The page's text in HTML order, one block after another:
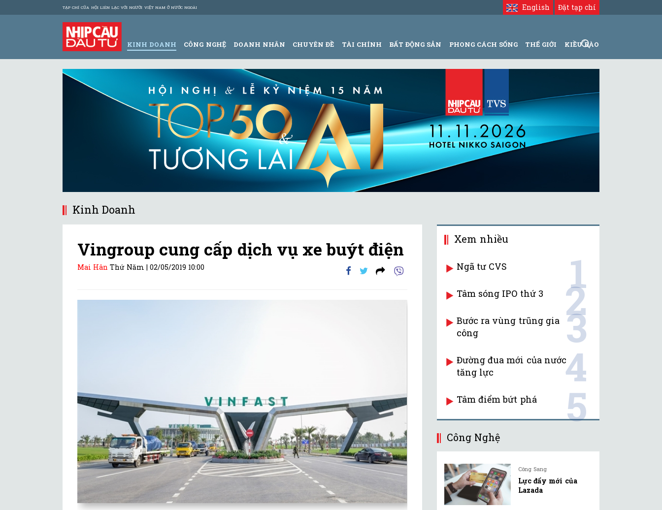
TẠP CHÍ CỦA HỘI LIÊN LẠC VỚI NGƯỜI VIỆT NAM Ở NƯỚC NGOÀI Đặt tạp chí
English
KINH DOANH CÔNG NGHỆ DOANH NHÂN CHUYÊN ĐỀ TÀI CHÍNH BẤT ĐỘNG SẢN PHONG CÁCH SỐNG THẾ GIỚI KIỀU BÀO
Kinh Doanh
Vingroup cung cấp dịch vụ xe buýt điện
Mai Hân Thứ Năm |02/05/2019 10:00
Xem nhiều
Ngã tư CVS 1
Tâm sóng IPO thứ 3 2
Bước ra vùng trũng gia
công
3
Đường đua mới của nước
tăng lực
4
Tâm điểm bứt phá 5
Công Nghệ
Công Sang
Lực đẩy mới của
Lazada